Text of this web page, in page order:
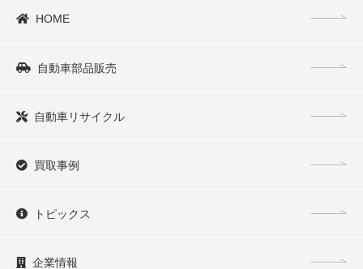
HOME
自動車部品販売
自動車リサイクル
買取事例
トピックス
企業情報